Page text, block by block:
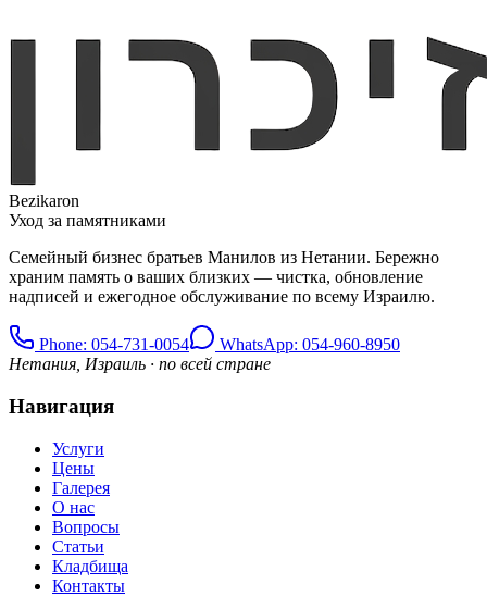
Bezikaron
Уход за памятниками
Семейный бизнес братьев Манилов из Нетании. Бережно
храним память о ваших близких — чистка, обновление
надписей и ежегодное обслуживание по всему Израилю.
Phone: 054-731-0054
WhatsApp: 054-960-8950
Нетания, Израиль · по всей стране
Навигация
Услуги
Цены
Галерея
О нас
Вопросы
Статьи
Кладбища
Контакты